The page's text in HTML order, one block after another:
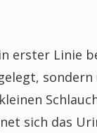
erster Linie
sich das